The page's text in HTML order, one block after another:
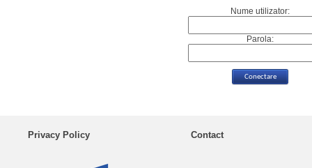
Nume utilizator:
Parola:
Privacy Policy Contact